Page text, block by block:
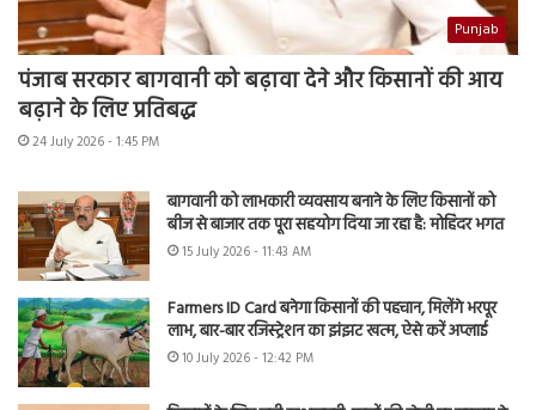
Punjab
पंजाब सरकार बागवानी को बढ़ावा देने और किसानों की आय
बढ़ाने के लिए प्रतिबद्ध
24 July 2026 - 1:45 PM
बागवानी को लाभकारी व्यवसाय बनाने के लिए किसानों को
बीज से बाजार तक पूरा सहयोग दिया जा रहा है: मोहिंदर भगत
15 July 2026 - 11:43 AM
Farmers ID Card बनेगा किसानों की पहचान, मिलेंगे भरपूर
लाभ, बार-बार रजिस्ट्रेशन का झंझट खत्म, ऐसे करें अप्लाई
10 July 2026 - 12:42 PM